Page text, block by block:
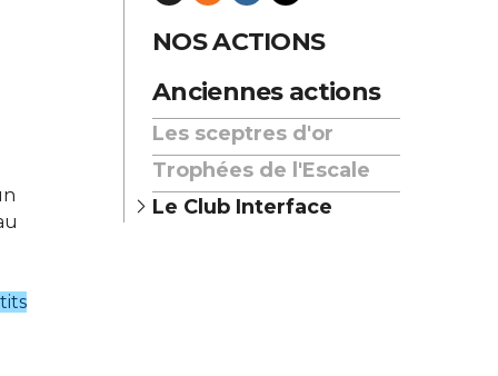
NOS ACTIONS
Anciennes actions
Les sceptres d'or
Trophées de l'Escale
Le Club Interface